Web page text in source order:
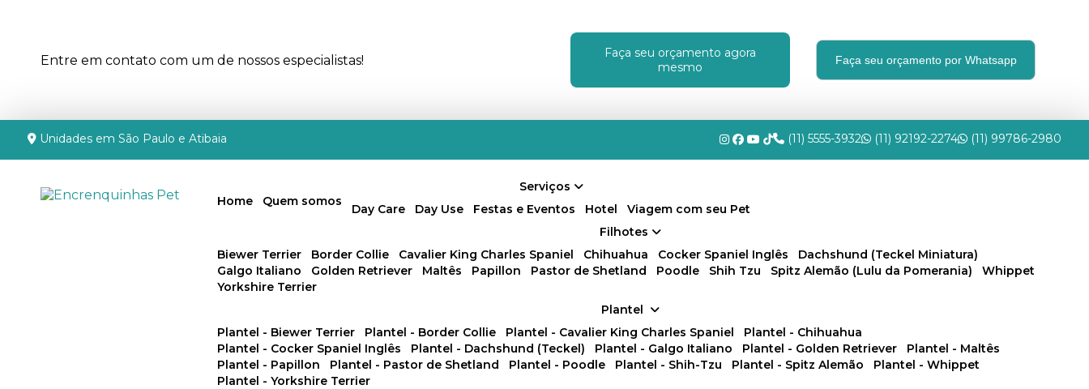
Entre em contato com um de nossos especialistas!
Faça seu orçamento agora
mesmo
Faça seu orçamento por Whatsapp
Unidades em São Paulo e Atibaia (11) 5555-3932 (11) 92192-2274 (11) 99786-2980
Home Quem somos
Plantel
Plantel - Biewer Terrier
Plantel - Border Collie Plantel - Cavalier King Charles Spaniel
Plantel - Chihuahua
Plantel - Cocker Spaniel Inglês
Plantel - Dachshund (Teckel) Plantel - Galgo Italiano Plantel - Golden Retriever
Plantel - Maltês
Plantel - Papillon
Plantel - Pastor de Shetland Plantel - Poodle Plantel - Shih-Tzu Plantel - Spitz Alemão
Plantel - Whippet
Plantel - Yorkshire Terrier
Serviços
Day Care
Day Use Festas e Eventos Hotel
Viagem com seu Pet
Filhotes
Biewer Terrier
Border Collie Cavalier King Charles Spaniel Chihuahua Cocker Spaniel Inglês
Dachshund (Teckel Miniatura)
Galgo Italiano
Golden Retriever Maltês Papillon Pastor de Shetland Poodle Shih Tzu Spitz Alemão (Lulu da Pomerania)
Whippet
Yorkshire Terrier